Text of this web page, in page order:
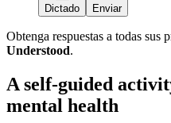
Dictado Enviar
Obtenga respuestas a todas sus
Understood.
A self-guided
mental health